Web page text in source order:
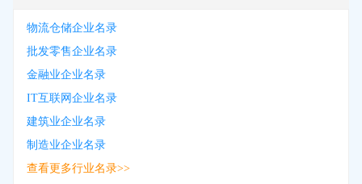
物流仓储企业名录
批发零售企业名录
金融业企业名录
IT互联网企业名录
建筑业企业名录
制造业企业名录
查看更多行业名录>>